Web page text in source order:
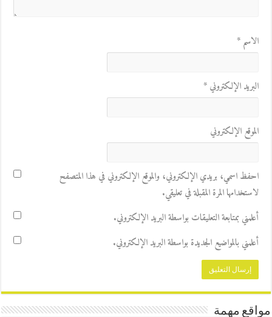
الاسم*
البريد الإلكتروني*
الموقع الإلكتروني
احفظ اسمي، بريدي الإلكتروني، والموقع الإلكتروني في هذا المتصفح
لاستخدامها المرة المقبلة في تعليقي.
أعلمني بمتابعة التعليقات بواسطة البريد الإلكتروني.
أعلمني بالمواضيع الجديدة بواسطة البريد الإلكتروني.
مواقع مهمة